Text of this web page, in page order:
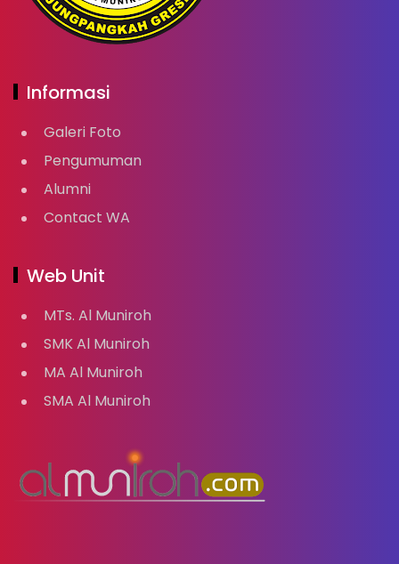
Informasi
Galeri Foto
Pengumuman
Alumni
Contact WA
Web Unit
MTs. Al Muniroh
SMK Al Muniroh
MA Al Muniroh
SMA Al Muniroh